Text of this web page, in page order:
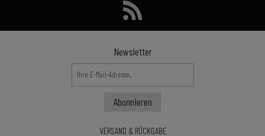
Newsletter
VERSAND & RÜCKGABE